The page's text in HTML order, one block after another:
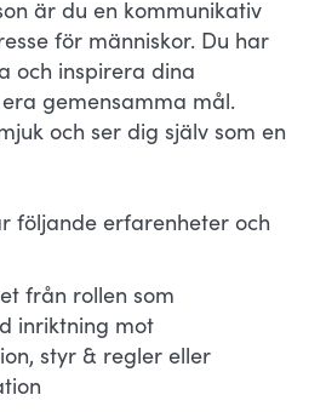
är du en kommunikativ
för människor. Du har
och inspirera dina
gemensamma mål.
och ser dig själv som en
följande erfarenheter och
från rollen som
inriktning mot
styr & regler eller